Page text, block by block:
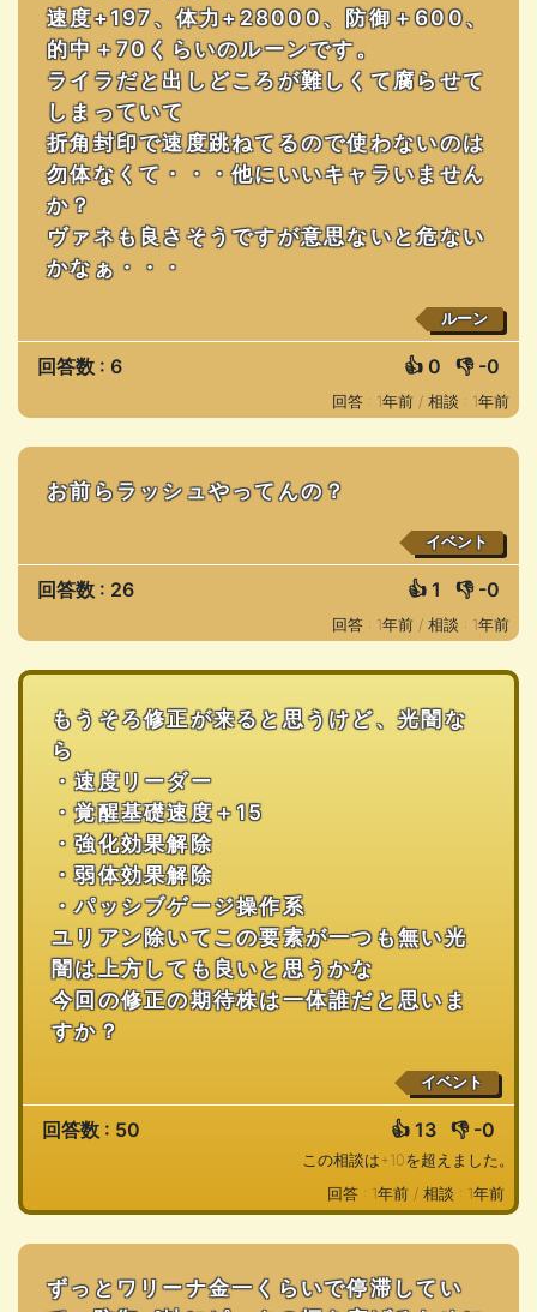
速度+197、体力+28000、防御＋600、
的中＋70くらいのルーンです。
ライラだと出しどころが難しくて腐らせて
しまっていて
折角封印で速度跳ねてるので使わないのは
勿体なくて・・・他にいいキャラいません
か？
ヴァネも良さそうですが意思ないと危ない
かなぁ・・・
ルーン
回答数 : 6 👍 0 👎 -0
回答 : 1年前 / 相談 : 1年前
お前らラッシュやってんの？
イベント
回答数 : 26 👍 1 👎 -0
回答 : 1年前 / 相談 : 1年前
もうそろ修正が来ると思うけど、光闇な
ら
・速度リーダー
・覚醒基礎速度＋15
・強化効果解除
・弱体効果解除
・パッシブゲージ操作系
ユリアン除いてこの要素が一つも無い光
闇は上方しても良いと思うかな
今回の修正の期待株は一体誰だと思いま
すか？
イベント
回答数 : 50 👍 13 👎 -0
この相談は+10を超えました。
回答 : 1年前 / 相談 : 1年前
ずっとワリーナ金一くらいで停滞してい